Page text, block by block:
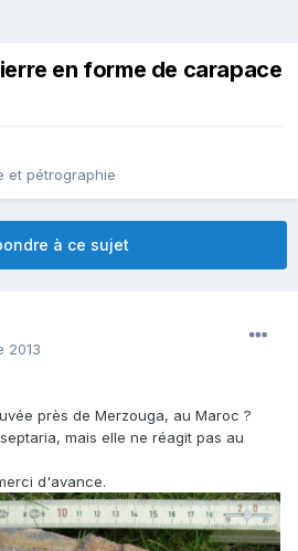
en forme de carapace
et pétrographie
à ce sujet
2013
près de Merzouga, au Maroc ?
mais elle ne réagit pas au
d'avance.